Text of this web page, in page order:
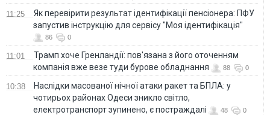
11:25
Як перевірити результат ідентифікації пенсіонера: ПФУ
запустив інструкцію для сервісу "Моя ідентифікація"
86 0
11:01
Трамп хоче Гренландії: пов'язана з його оточенням
компанія вже везе туди бурове обладнання
88 0
10:38
Наслідки масованої нічної атаки ракет та БПЛА: у
чотирьох районах Одеси зникло світло,
електротранспорт зупинено, є постраждалі
48 0